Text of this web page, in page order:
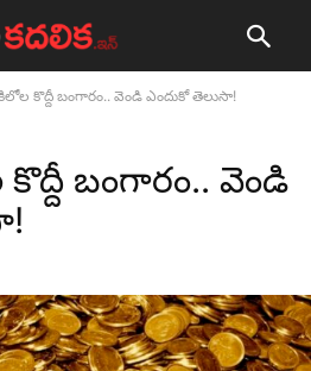
కొద్దీ బంగారం.. వెండి ఎందుకో తెలుసా!
బంగారం.. వెండి